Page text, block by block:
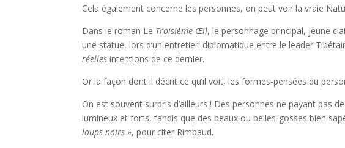
Cela également concerne les personnes, on peut voir la vraie
Dans le roman Le Troisième Œil, le personnage principal, jeune
une statue, lors d’un entretien diplomatique entre le leader
réellesintentions de ce dernier.
Or la façon dont il décrit ce qu’il voit, les formes-pensées du
On est souvent surpris d’ailleurs ! Des personnes ne payant pas
lumineux et forts, tandis que des beaux ou belles-gosses bien
loups noirs », pour citer Rimbaud.